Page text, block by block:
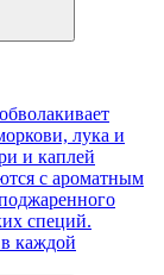
лука и
и каплей
с ароматным
специй.
каждой